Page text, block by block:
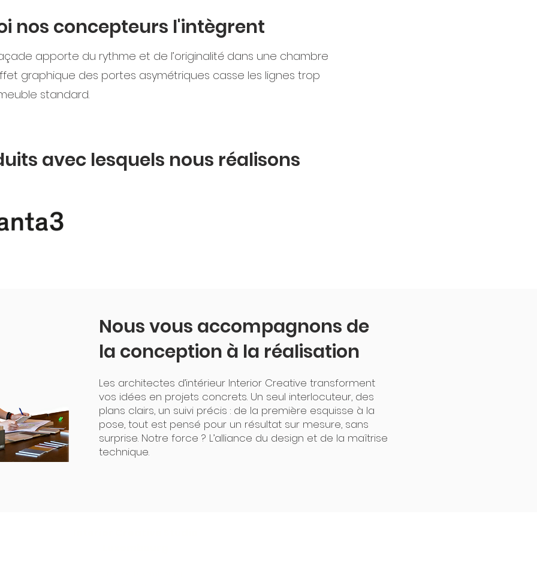
nos concepteurs l'intègrent
apporte du rythme et de l’originalité dans une chambre
graphique des portes asymétriques casse les lignes trop
standard.
avec lesquels nous réalisons
Nous vous accompagnons de
la conception à la réalisation
Les architectes d’intérieur Interior Creative transforment
vos idées en projets concrets. Un seul interlocuteur, des
plans clairs, un suivi précis : de la première esquisse à la
pose, tout est pensé pour un résultat sur mesure, sans
surprise. Notre force ? L’alliance du design et de la maîtrise
technique.